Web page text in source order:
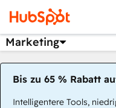
Marketing
Bis zu 65 % Rabatt
Intelligentere Tools,